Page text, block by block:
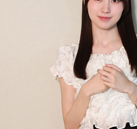
新宿駅10時10分発「419列車」、普通
人をはじめ、買い出しや疎開先を目指
乗り込みました。デッキにも人があふ
入りする子供もいたといいます。列車
駅を正午過ぎ、およそ1時間遅れで発
ありましたが、ちょうどお昼どき、お
れば、乗り合わせた人同士、互いの空
少し和んだ雰囲気もありました。